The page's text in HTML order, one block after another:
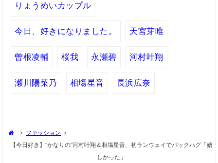
りょうめいカップル
今日、好きになりました。 天宮芽唯
曽根凌輔 桜我 永瀬碧 河村叶翔
瀬川陽菜乃 相塲星音 長浜広奈
> ファッション >
【今日好き】“かなりの”河村叶翔＆相塲星音、初ランウェイでバックハグ「嬉
しかった」